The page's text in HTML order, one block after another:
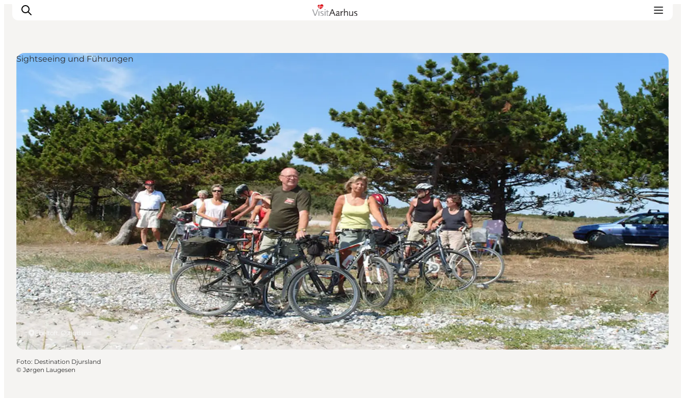
Sehen und erleben
Veranstaltungen
Städte und Regionen
Reiseplanung
Transport
Ebeltoft, Ostjütland
Sightseeing und Führungen
Foto: Destination Djursland
© Jørgen Laugesen